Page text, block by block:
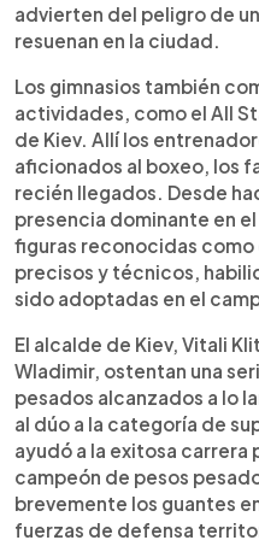
advierten del peligro de
resuenan en la ciudad.
Los gimnasios también
actividades, como el All
de Kiev. Allí los
aficionados al boxeo, los
recién llegados. Desde
presencia dominante en
figuras reconocidas
precisos y técnicos,
sido adoptadas en el
El alcalde de Kiev, Vitali
Wladimir, ostentan una
pesados alcanzados a lo
al dúo a la categoría de
ayudó a la exitosa
campeón de pesos
brevemente los guantes
fuerzas de defensa